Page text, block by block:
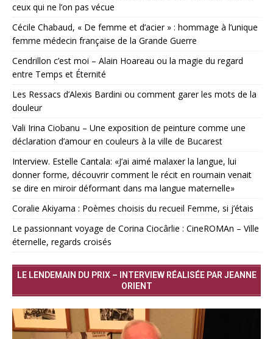
ceux qui ne l’on pas vécue
Cécile Chabaud, « De femme et d’acier » : hommage à l’unique
femme médecin française de la Grande Guerre
Cendrillon c’est moi – Alain Hoareau ou la magie du regard
entre Temps et Éternité
Les Ressacs d’Alexis Bardini ou comment garer les mots de la
douleur
Vali Irina Ciobanu – Une exposition de peinture comme une
déclaration d’amour en couleurs à la ville de Bucarest
Interview. Estelle Cantala: «J’ai aimé malaxer la langue, lui
donner forme, découvrir comment le récit en roumain venait
se dire en miroir déformant dans ma langue maternelle»
Coralie Akiyama : Poèmes choisis du recueil Femme, si j’étais
Le passionnant voyage de Corina Ciocârlie : CineROMAn – Ville
éternelle, regards croisés
LE LENDEMAIN DU PRIX – INTERVIEW RÉALISÉE PAR JEANNE
ORIENT
Lecteur
vidéo